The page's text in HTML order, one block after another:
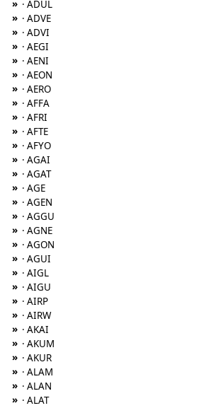
» · ADUL
» · ADVE
» · ADVI
» · AEGI
» · AENI
» · AEON
» · AERO
» · AFFA
» · AFRI
» · AFTE
» · AFYO
» · AGAI
» · AGAT
» · AGE
» · AGEN
» · AGGU
» · AGNE
» · AGON
» · AGUI
» · AIGL
» · AIGU
» · AIRP
» · AIRW
» · AKAI
» · AKUM
» · AKUR
» · ALAM
» · ALAN
» · ALAT